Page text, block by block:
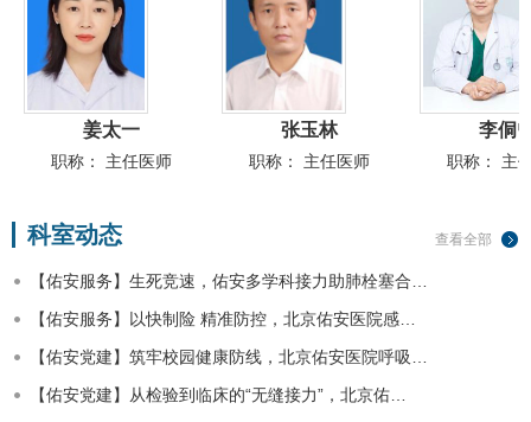
姜太一
职称： 主任医师
张玉林
职称： 主任医师
李侗
职称： 主
查看全部
科室动态
【佑安服务】生死竞速，佑安多学科接力助肺栓塞合…
【佑安服务】以快制险 精准防控，北京佑安医院感…
【佑安党建】筑牢校园健康防线，北京佑安医院呼吸…
【佑安党建】从检验到临床的“无缝接力”，北京佑…